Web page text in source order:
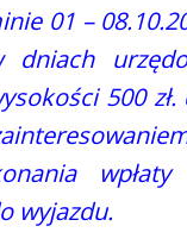
01 –
dniach
500
wyjazdu.